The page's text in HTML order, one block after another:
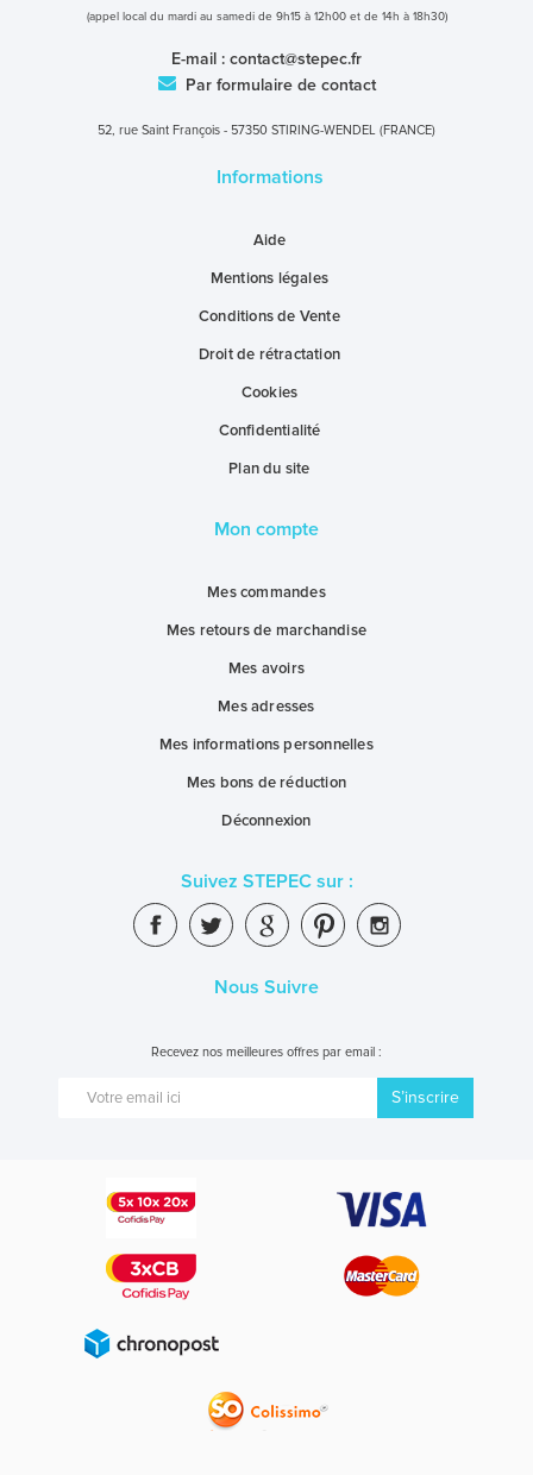
(appel local du mardi au samedi de 9h15 à 12h00 et de 14h à 18h30)
E-mail : contact@stepec.fr
Par formulaire de contact
52, rue Saint François - 57350 STIRING-WENDEL (FRANCE)
Informations
Aide
Mentions légales
Conditions de Vente
Droit de rétractation
Cookies
Confidentialité
Plan du site
Mon compte
Mes commandes
Mes retours de marchandise
Mes avoirs
Mes adresses
Mes informations personnelles
Mes bons de réduction
Déconnexion
Suivez STEPEC sur :
Nous Suivre
Recevez nos meilleures offres par email :
S’inscrire